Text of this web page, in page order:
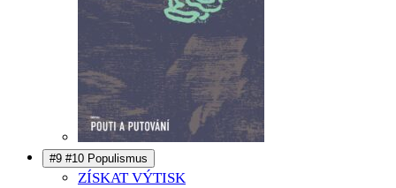
#9 #10 Populismus
ZÍSKAT VÝTISK